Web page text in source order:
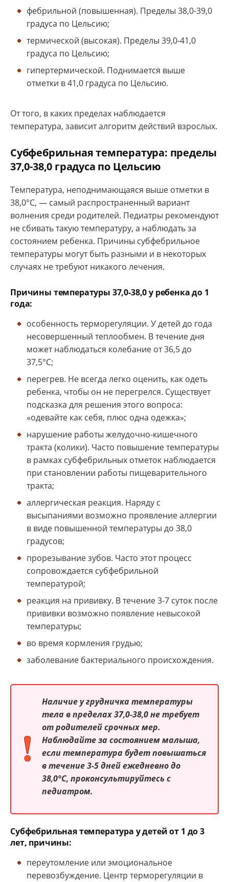
фебрильной (повышенная). Пределы 38,0-39,0
градуса по Цельсию;
термической (высокая). Пределы 39,0-41,0
градуса по Цельсию;
гипертермической. Поднимается выше
отметки в 41,0 градуса по Цельсию.
От того, в каких пределах наблюдается
температура, зависит алгоритм действий взрослых.
Субфебрильная температура: пределы
37,0-38,0 градуса по Цельсию
Температура, неподнимающаяся выше отметки в
38,0°С, — самый распространенный вариант
волнения среди родителей. Педиатры рекомендуют
не сбивать такую температуру, а наблюдать за
состоянием ребенка. Причины субфебрильное
температуры могут быть разными и в некоторых
случаях не требуют никакого лечения.
Причины температуры 37,0-38,0 у ребенка до 1
года:
особенность терморегуляции. У детей до года
несовершенный теплообмен. В течение дня
может наблюдаться колебание от 36,5 до
37,5°С;
перегрев. Не всегда легко оценить, как одеть
ребенка, чтобы он не перегрелся. Существует
подсказка для решения этого вопроса:
«одевайте как себя, плюс одна одежка»;
нарушение работы желудочно-кишечного
тракта (колики). Часто повышение температуры
в рамках субфебрильных отметок наблюдается
при становлении работы пищеварительного
тракта;
аллергическая реакция. Наряду с
высыпаниями возможно проявление аллергии
в виде повышенной температуры до 38,0
градусов;
прорезывание зубов. Часто этот процесс
сопровождается субфебрильной
температурой;
реакция на прививку. В течение 3-7 суток после
прививки возможно появление невысокой
температуры;
во время кормления грудью;
заболевание бактериального происхождения.
Наличие у грудничка температуры
тела в пределах 37,0-38,0 не требует
от родителей срочных мер.
Наблюдайте за состоянием малыша,
если температура будет повышаться
в течение 3-5 дней ежедневно до
38,0°С, проконсультируйтесь с
педиатром.
Субфебрильная температура у детей от 1 до 3
лет, причины:
переутомление или эмоциональное
перевозбуждение. Центр терморегуляции в